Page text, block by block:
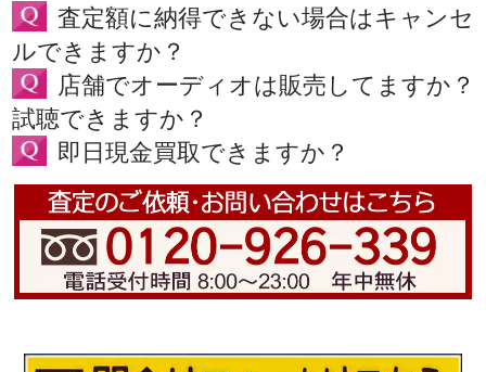
査定額に納得できない場合はキャンセ
ルできますか？
店舗でオーディオは販売してますか？
試聴できますか？
即日現金買取できますか？